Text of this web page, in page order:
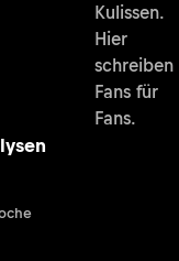
Kulissen.
Hier
schreiben
Fans für
Fans.